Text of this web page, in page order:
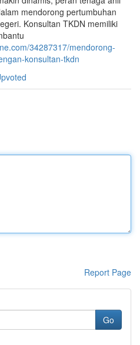
mendorong pertumbuhan
Konsultan TKDN memiliki
34287317/mendorong-
konsultan-tkdn
Report Page
Go